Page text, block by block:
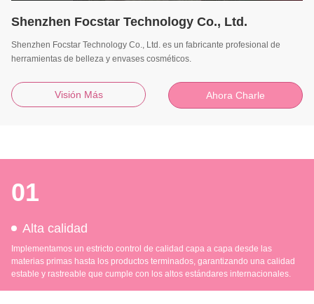
Shenzhen Focstar Technology Co., Ltd.
Shenzhen Focstar Technology Co., Ltd. es un fabricante profesional de
herramientas de belleza y envases cosméticos.
Visión Más Ahora Charle
01
Alta calidad
Implementamos un estricto control de calidad capa a capa desde las
materias primas hasta los productos terminados, garantizando una calidad
estable y rastreable que cumple con los altos estándares internacionales.